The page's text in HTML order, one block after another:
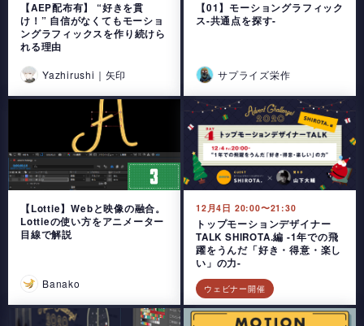
【AEP配布有】 “好きを貫
け！” 自信がなくてもモーショ
ングラフィックスを作り続けら
れる理由
Yazhirushi｜矢印
【01】モーショングラフィック
ス-共通点を探す-
サプライズ栄作
【Lottie】Webと映像の融合。
Lottieの使い方をアニメーター
目線で解説
Banako
12月4日 20:00〜21:30
トップモーションデザイナー
TALK SHIROTA.編 -1年での飛
躍をうんだ「好き・得意・楽し
い」の力-
ウェビナー開催